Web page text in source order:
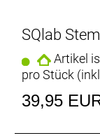
SQlab
Artikel
pro Stück
39,95